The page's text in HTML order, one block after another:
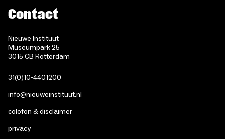
Contact
Nieuwe Instituut
Museumpark 25
3015 CB Rotterdam
31(0)10-4401200
info@nieuweinstituut.nl
colofon & disclaimer
privacy